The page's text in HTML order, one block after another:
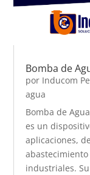
Bomba de
por Inducom
agua
Bomba de
es un
aplicaciones,
industriales.